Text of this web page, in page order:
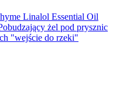
Linalol Essential Oil
żel pod prysznic
"wejście do rzeki"